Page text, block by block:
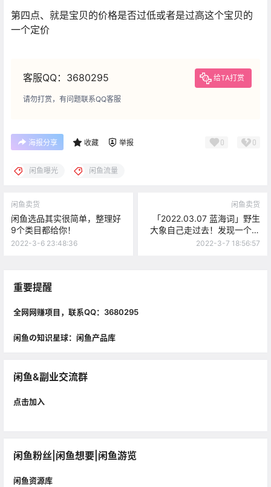
第四点、就是宝贝的价格是否过低或者是过高这个宝贝的
一个定价
客服QQ：3680295 给TA打赏
请勿打赏，有问题联系QQ客服
海报分享 收藏 举报 0 0
闲鱼曝光 闲鱼流量
闲鱼卖货
闲鱼选品其实很简单，整理好
9个类目都给你！
2022-3-6 23:48:36
闲鱼卖货
「2022.03.07 蓝海词」野生
大象自己走过去！发现一个好
玩的风口！
2022-3-7 18:56:57
重要提醒
全网网赚项目，联系QQ：3680295
闲鱼の知识星球：闲鱼产品库
闲鱼&副业交流群
点击加入
闲鱼粉丝|闲鱼想要|闲鱼游览
闲鱼资源库